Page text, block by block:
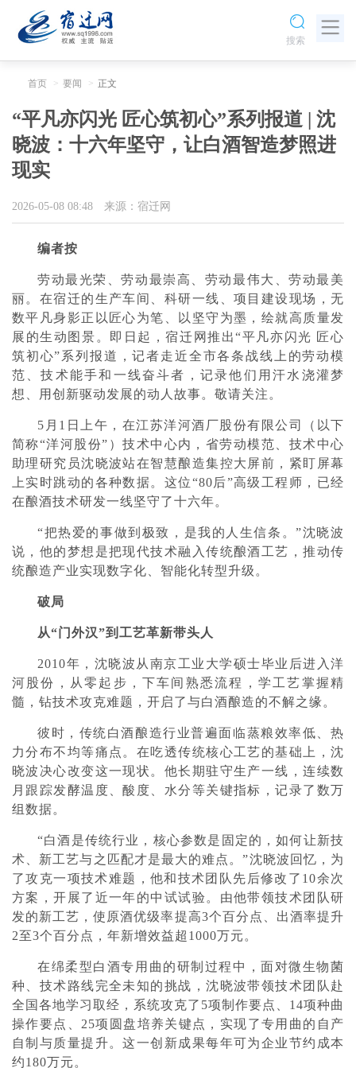
搜索
首页 要闻 正文
“平凡亦闪光 匠心筑初心”系列报道 | 沈
晓波：十六年坚守，让白酒智造梦照进
现实
2026-05-08 08:48 来源：宿迁网
编者按
劳动最光荣、劳动最崇高、劳动最伟大、劳动最美
丽。在宿迁的生产车间、科研一线、项目建设现场，无
数平凡身影正以匠心为笔、以坚守为墨，绘就高质量发
展的生动图景。即日起，宿迁网推出“平凡亦闪光 匠心
筑初心”系列报道，记者走近全市各条战线上的劳动模
范、技术能手和一线奋斗者，记录他们用汗水浇灌梦
想、用创新驱动发展的动人故事。敬请关注。
5月1日上午，在江苏洋河酒厂股份有限公司（以下
简称“洋河股份”）技术中心内，省劳动模范、技术中心
助理研究员沈晓波站在智慧酿造集控大屏前，紧盯屏幕
上实时跳动的各种数据。这位“80后”高级工程师，已经
在酿酒技术研发一线坚守了十六年。
“把热爱的事做到极致，是我的人生信条。”沈晓波
说，他的梦想是把现代技术融入传统酿酒工艺，推动传
统酿造产业实现数字化、智能化转型升级。
破局
从“门外汉”到工艺革新带头人
2010年，沈晓波从南京工业大学硕士毕业后进入洋
河股份，从零起步，下车间熟悉流程，学工艺掌握精
髓，钻技术攻克难题，开启了与白酒酿造的不解之缘。
彼时，传统白酒酿造行业普遍面临蒸粮效率低、热
力分布不均等痛点。在吃透传统核心工艺的基础上，沈
晓波决心改变这一现状。他长期驻守生产一线，连续数
月跟踪发酵温度、酸度、水分等关键指标，记录了数万
组数据。
“白酒是传统行业，核心参数是固定的，如何让新技
术、新工艺与之匹配才是最大的难点。”沈晓波回忆，为
了攻克一项技术难题，他和技术团队先后修改了10余次
方案，开展了近一年的中试试验。由他带领技术团队研
发的新工艺，使原酒优级率提高3个百分点、出酒率提升
2至3个百分点，年新增效益超1000万元。
在绵柔型白酒专用曲的研制过程中，面对微生物菌
种、技术路线完全未知的挑战，沈晓波带领技术团队赴
全国各地学习取经，系统攻克了5项制作要点、14项种曲
操作要点、25项圆盘培养关键点，实现了专用曲的自产
自制与质量提升。这一创新成果每年可为企业节约成本
约180万元。